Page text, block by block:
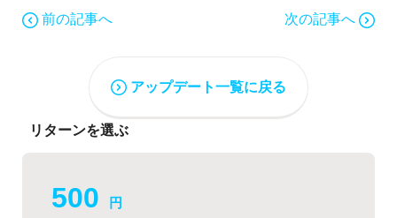
前の記事へ 次の記事へ
アップデート一覧に戻る
リターンを選ぶ
500 円